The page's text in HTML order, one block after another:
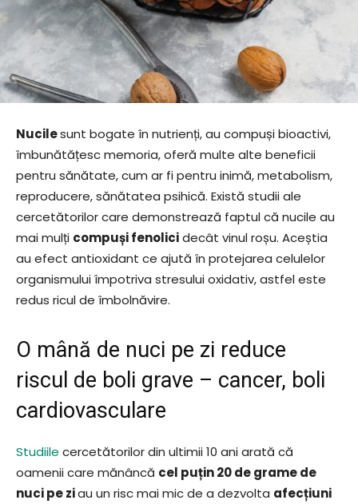
Nucilesunt bogate în nutrienți, au compuși bioactivi,
îmbunătățesc memoria, oferă multe alte beneficii
pentru sănătate, cum ar fi pentru inimă, metabolism,
reproducere, sănătatea psihică. Există studii ale
cercetătorilor care demonstrează faptul că nucile au
mai mulți compuși fenolicidecât vinul roșu. Aceștia
au efect antioxidant ce ajută în protejarea celulelor
organismului împotriva stresului oxidativ, astfel este
redus ricul de îmbolnăvire.
O mână de nuci pe zi reduce
riscul de boli grave – cancer, boli
cardiovasculare
Studiile cercetătorilor din ultimii 10 ani arată că
oamenii care mănâncă cel puțin 20 de grame de
nuci pe ziau un risc mai mic de a dezvolta afecțiuni